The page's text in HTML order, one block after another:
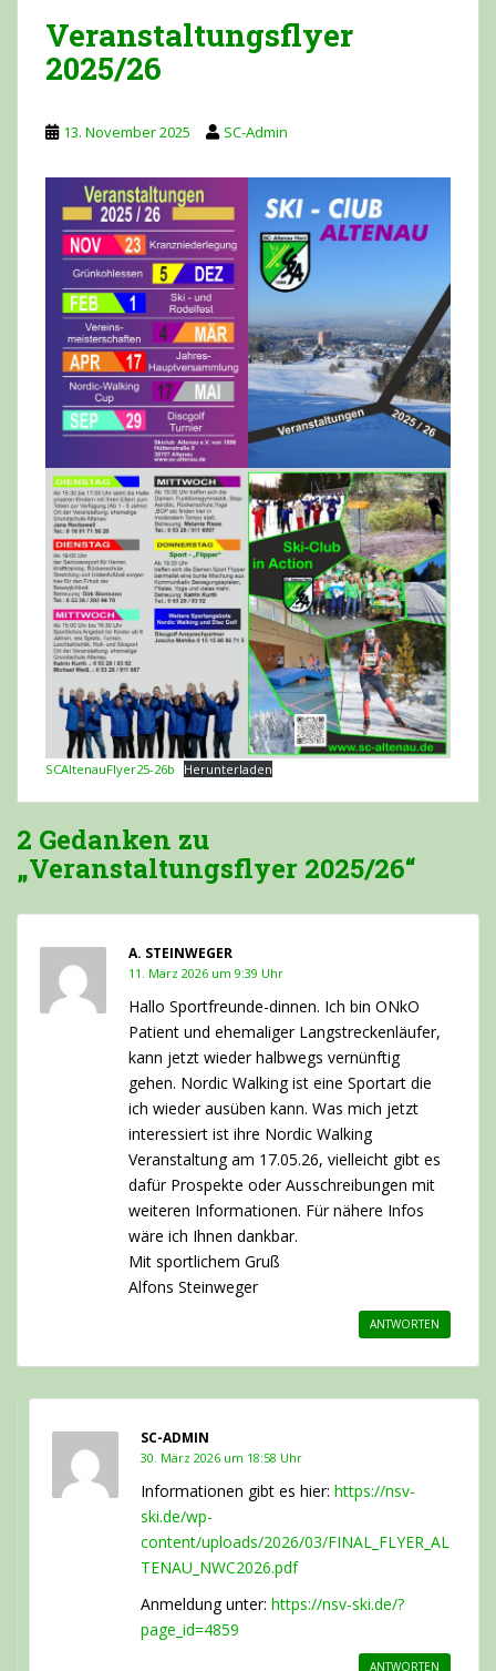
Veranstaltungsflyer
2025/26
13. November 2025 SC-Admin
SCAltenauFlyer25-26b Herunterladen
2 Gedanken zu
„Veranstaltungsflyer 2025/26“
A. STEINWEGER
11. März 2026 um 9:39 Uhr
Hallo Sportfreunde-dinnen. Ich bin ONkO
Patient und ehemaliger Langstreckenläufer,
kann jetzt wieder halbwegs vernünftig
gehen. Nordic Walking ist eine Sportart die
ich wieder ausüben kann. Was mich jetzt
interessiert ist ihre Nordic Walking
Veranstaltung am 17.05.26, vielleicht gibt es
dafür Prospekte oder Ausschreibungen mit
weiteren Informationen. Für nähere Infos
wäre ich Ihnen dankbar.
Mit sportlichem Gruß
Alfons Steinweger
ANTWORTEN
SC-ADMIN
30. März 2026 um 18:58 Uhr
Informationen gibt es hier: https://nsv-
ski.de/wp-
content/uploads/2026/03/FINAL_FLYER_AL
TENAU_NWC2026.pdf
Anmeldung unter: https://nsv-ski.de/?
page_id=4859
ANTWORTEN